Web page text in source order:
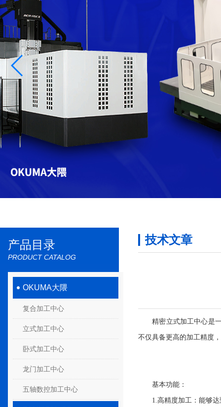
产品目录
PRODUCT CATALOG
OKUMA大隈
复合加工中心
立式加工中心
卧式加工中心
龙门加工中心
五轴数控加工中心
技术文章
精密立式加工中心是一
不仅具备更高的加工精度
基本功能：
1.高精度加工：能够达